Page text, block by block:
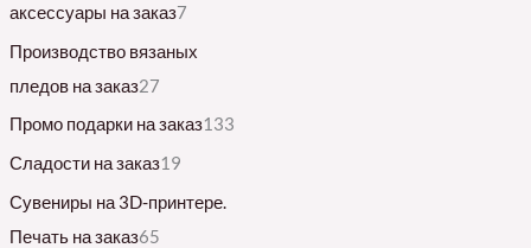
аксессуары на заказ7
Производство вязаных
пледов на заказ27
Промо подарки на заказ133
Сладости на заказ19
Сувениры на 3D-принтере.
Печать на заказ65